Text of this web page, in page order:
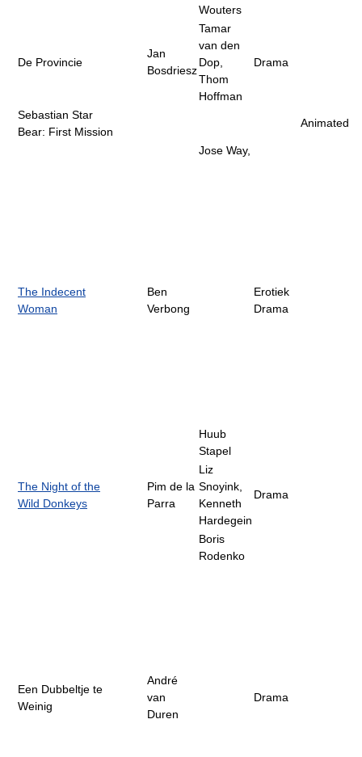
Wouters
De Provincie
Jan
Bosdriesz
Tamar
van den
Dop,
Thom
Hoffman
Drama
Sebastian Star
Bear: First Mission
Animated
The Indecent
Woman
Ben
Verbong
Jose Way,
Huub
Stapel
Erotiek
Drama
The Night of the
Wild Donkeys
Pim de la
Parra
Liz
Snoyink,
Kenneth
Hardegein
Drama
Een Dubbeltje te
Weinig
André
van
Duren
Boris
Rodenko
Drama